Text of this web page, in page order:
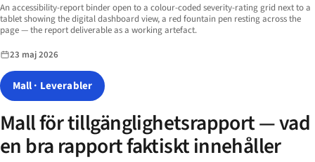
Image description:
An accessibility-report binder open to a colour-coded severity-rating grid next to a
tablet showing the digital dashboard view, a red fountain pen resting across the
page — the report deliverable as a working artefact.
23 maj 2026
Mall · Leverabler
Mall för tillgänglighetsrapport — vad
en bra rapport faktiskt innehåller